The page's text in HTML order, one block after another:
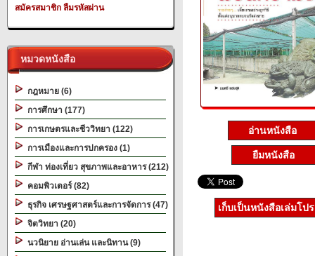
สมัครสมาชิก ลืมรหัสผ่าน
หมวดหนังสือ
กฎหมาย (6)
การศึกษา (177)
การเกษตรและชีววิทยา (122)
การเมืองและการปกครอง (1)
กีฬา ท่องเที่ยว สุขภาพและอาหาร (212)
คอมพิวเตอร์ (82)
ธุรกิจ เศรษฐศาสตร์และการจัดการ (47)
จิตวิทยา (20)
นวนิยาย อ่านเล่น และนิทาน (9)
อ่านหนังสือ
ยืมหนังสือ
เก็บเป็นหนังสือเล่มโป